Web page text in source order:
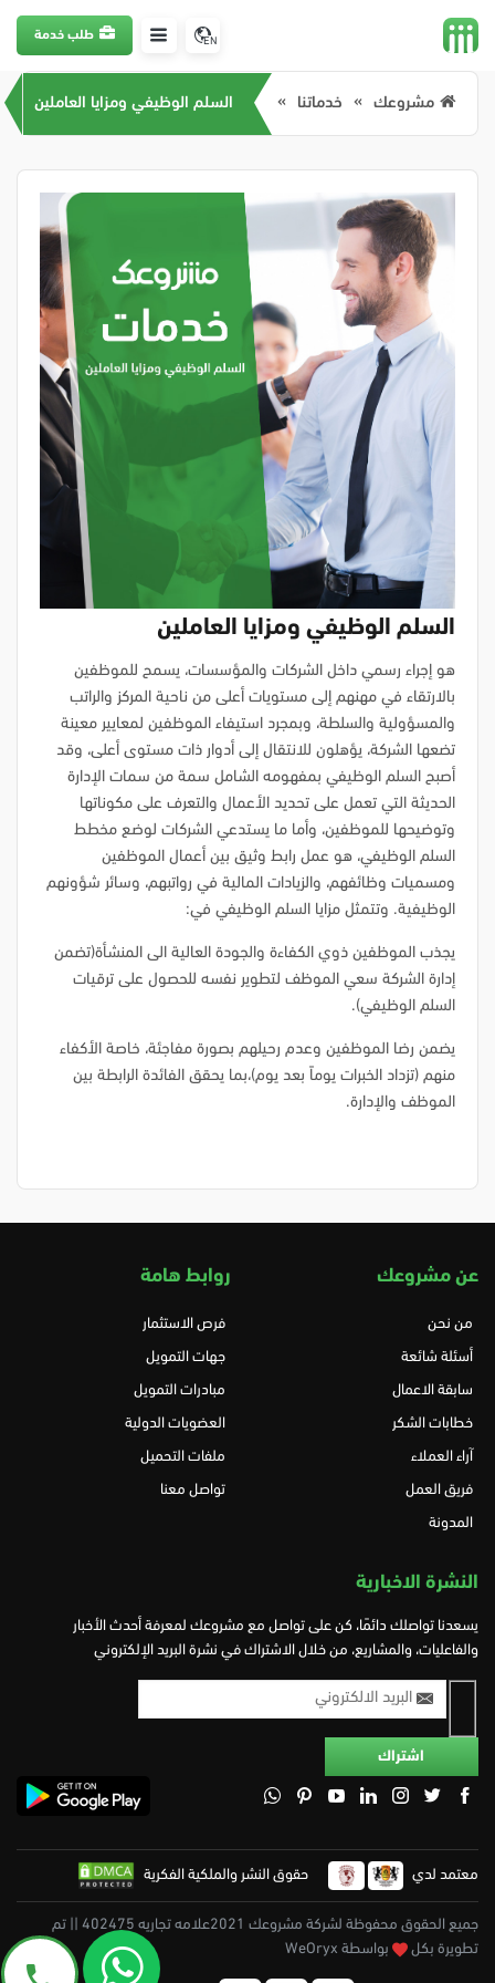
EN طلب خدمة
مشروعك خدماتنا السلم الوظيفي ومزايا العاملين
السلم الوظيفي ومزايا العاملين
هو إجراء رسمي داخل الشركات والمؤسسات، يسمح للموظفين
بالارتقاء في مهنهم إلى مستويات أعلى من ناحية المركز والراتب
والمسؤولية والسلطة، وبمجرد استيفاء الموظفين لمعايير معينة
تضعها الشركة، يؤهلون للانتقال إلى أدوار ذات مستوى أعلى، وقد
أصبح السلم الوظيفي بمفهومه الشامل سمة من سمات الإدارة
الحديثة التي تعمل على تحديد الأعمال والتعرف على مكوناتها
وتوضيحها للموظفين، وأما ما يستدعي الشركات لوضع مخطط
السلم الوظيفي، هو عمل رابط وثيق بين أعمال الموظفين
ومسميات وظائفهم، والزيادات المالية في رواتبهم، وسائر شؤونهم
الوظيفية. وتتمثل مزايا السلم الوظيفي في:
يجذب الموظفين ذوي الكفاءة والجودة العالية الى المنشأة(تضمن
إدارة الشركة سعي الموظف لتطوير نفسه للحصول على ترقيات
السلم الوظيفي).
يضمن رضا الموظفين وعدم رحيلهم بصورة مفاجئة، خاصة الأكفاء
منهم (تزداد الخبرات يوماً بعد يوم)،بما يحقق الفائدة الرابطة بين
الموظف والإدارة.
عن مشروعك
من نحن
أسئلة شائعة
سابقة الاعمال
خطابات الشكر
آراء العملاء
فريق العمل
المدونة
روابط هامة
فرص الاستثمار
جهات التمويل
مبادرات التمويل
العضويات الدولية
ملفات التحميل
تواصل معنا
النشرة الاخبارية
يسعدنا تواصلك دائمًا، كن على تواصل مع مشروعك لمعرفة أحدث الأخبار
والفاعليات، والمشاريع، من خلال الاشتراك في نشرة البريد الإلكتروني
معتمد لدي حقوق النشر والملكية الفكرية
جميع الحقوق محفوظة لشركة مشروعك 2021علامه تجاريه 402475 || تم
تطويرة بكل
بواسطة WeOryx